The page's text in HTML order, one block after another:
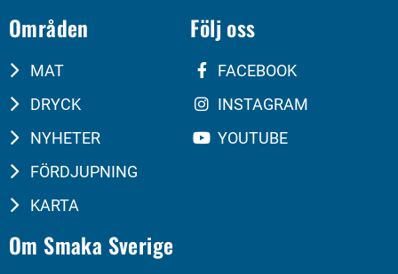
Områden
MAT
DRYCK
NYHETER
FÖRDJUPNING
KARTA
Följ oss
FACEBOOK
INSTAGRAM
YOUTUBE
Om Smaka Sverige